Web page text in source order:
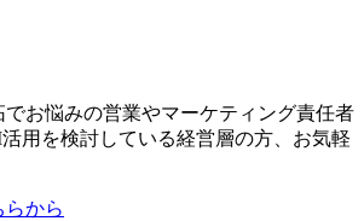
お悩みの営業やマーケティング責任者
用を検討している経営層の方、お気軽
らから